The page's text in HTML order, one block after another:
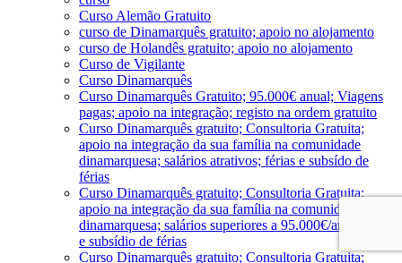
Curso Alemão Gratuito
curso de Dinamarquês gratuito; apoio no alojamento
curso de Holandês gratuito; apoio no alojamento
Curso de Vigilante
Curso Dinamarquês
Curso Dinamarquês Gratuito; 95.000€ anual; Viagens
pagas; apoio na integração; registo na ordem gratuito
Curso Dinamarquês gratuito; Consultoria Gratuita;
apoio na integração da sua família na comunidade
dinamarquesa; salários atrativos; férias e subsído de
férias
Curso Dinamarquês gratuito; Consultoria Gratuita;
apoio na integração da sua família na comunidade
dinamarquesa; salários superiores a 95.000€/ano; férias
e subsídio de férias
Curso Dinamarquês gratuito; Consultoria Gratuita;